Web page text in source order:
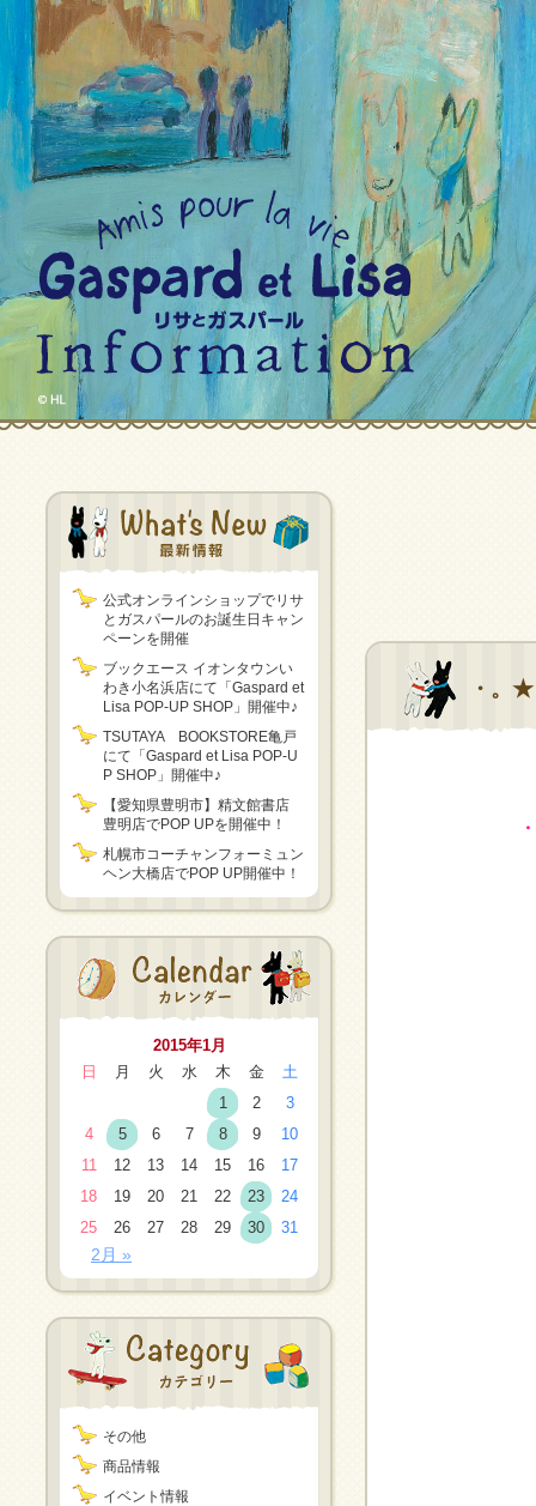
公式オンラインショップでリサ
とガスパールのお誕生日キャン
ペーンを開催
ブックエース イオンタウンい
わき小名浜店にて「Gaspard et
Lisa POP-UP SHOP」開催中♪
TSUTAYA BOOKSTORE亀戸
にて「Gaspard et Lisa POP-U
P SHOP」開催中♪
【愛知県豊明市】精文館書店
豊明店でPOP UPを開催中！
札幌市コーチャンフォーミュン
ヘン大橋店でPOP UP開催中！
2015年1月
日
月 火 水 木 金
土
1
2
3
4
5 6 7 8 9
10
11
12 13 14 15 16
17
18
19 20 21 22 23
24
25
26 27 28 29 30 31
2月 »
その他
商品情報
イベント情報
・。